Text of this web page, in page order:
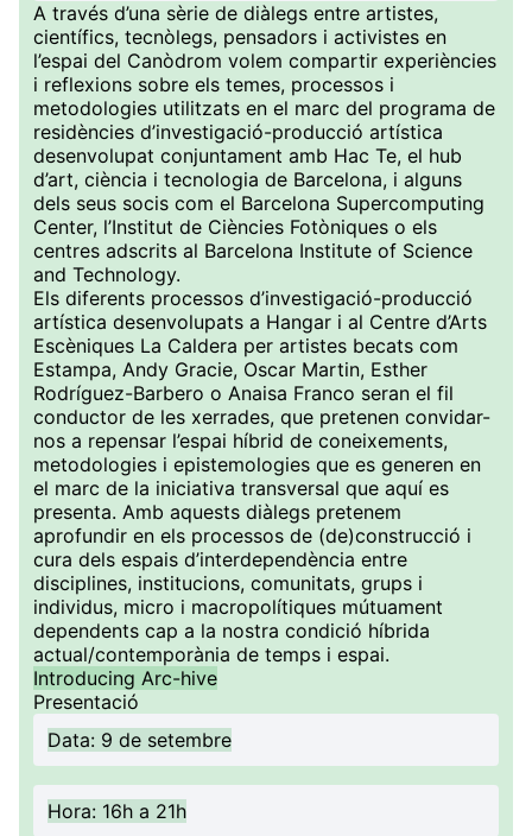
A través d’una sèrie de diàlegs entre artistes,
científics, tecnòlegs, pensadors i activistes en
l’espai del Canòdrom volem compartir experiències
i reflexions sobre els temes, processos i
metodologies utilitzats en el marc del programa de
residències d’investigació-producció artística
desenvolupat conjuntament amb Hac Te, el hub
d’art, ciència i tecnologia de Barcelona, ​​i alguns
dels seus socis com el Barcelona Supercomputing
Center, l’Institut de Ciències Fotòniques o els
centres adscrits al Barcelona Institute of Science
and Technology.
Els diferents processos d’investigació-producció
artística desenvolupats a Hangar i al Centre d’Arts
Escèniques La Caldera per artistes becats com
Estampa, Andy Gracie, Oscar Martin, Esther
Rodríguez-Barbero o Anaisa Franco seran el fil
conductor de les xerrades, que pretenen convidar-
nos a repensar l’espai híbrid de coneixements,
metodologies i epistemologies que es generen en
el marc de la iniciativa transversal que aquí es
presenta. Amb aquests diàlegs pretenem
aprofundir en els processos de (de)construcció i
cura dels espais d’interdependència entre
disciplines, institucions, comunitats, grups i
individus, micro i macropolítiques mútuament
dependents cap a la nostra condició híbrida
actual/contemporània de temps i espai.
Introducing Arc-hive
Presentació
Data: 9 de setembre
Hora: 16h a 21h